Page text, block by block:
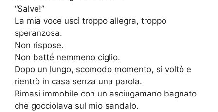
“Salve!”
La mia voce uscì troppo allegra, troppo
speranzosa.
Non rispose.
Non batté nemmeno ciglio.
Dopo un lungo, scomodo momento, si voltò e
rientrò in casa senza una parola.
Rimasi immobile con un asciugamano bagnato
che gocciolava sul mio sandalo.